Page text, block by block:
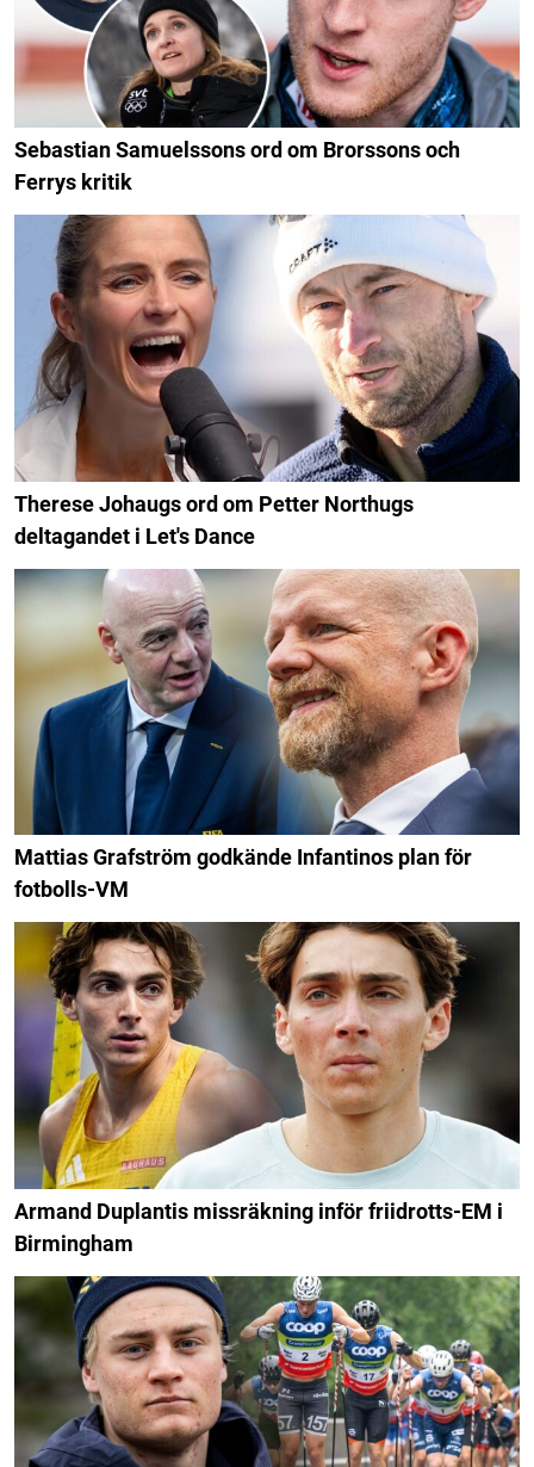
Sebastian Samuelssons ord om Brorssons och
Ferrys kritik
Therese Johaugs ord om Petter Northugs
deltagandet i Let's Dance
Mattias Grafström godkände Infantinos plan för
fotbolls-VM
Armand Duplantis missräkning inför friidrotts-EM i
Birmingham